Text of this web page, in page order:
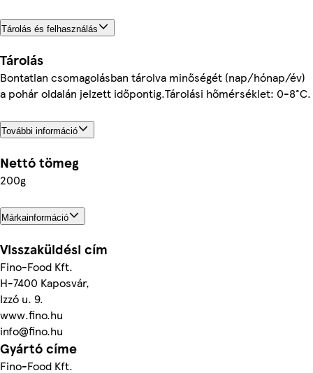
Tárolás és felhasználás
Tárolás
Bontatlan csomagolásban tárolva minőségét (nap/hónap/év)
a pohár oldalán jelzett időpontig.Tárolási hőmérséklet: 0-8°C.
További információ
Nettó tömeg
200g
Márkainformáció
Visszaküldési cím
Fino-Food Kft.
H-7400 Kaposvár,
Izzó u. 9.
www.fino.hu
info@fino.hu
Gyártó címe
Fino-Food Kft.